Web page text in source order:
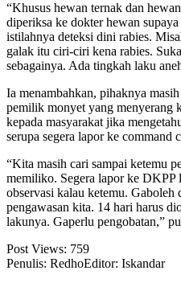
“Khusus hewan ternak dan
diperiksa ke dokter hewan
istilahnya deteksi dini rabies.
galak itu ciri-ciri kena rabies.
sebagainya. Ada tingkah laku
Ia menambahkan, pihaknya
pemilik monyet yang menyerang
kepada masyarakat jika
serupa segera lapor ke command
“Kita masih cari sampai ketemu
memiliko. Segera lapor ke
observasi kalau ketemu.
pengawasan kita. 14 hari harus
lakunya. Gaperlu pengobatan,”
Post Views: 759
Penulis: RedhoEditor: Iskandar